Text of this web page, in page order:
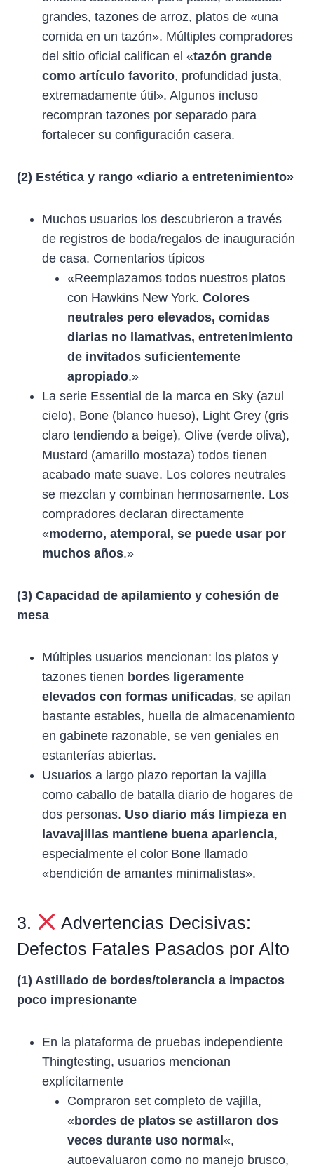
grandes, tazones de arroz, platos de «una
comida en un tazón». Múltiples compradores
del sitio oficial califican el «tazón grande
como artículo favorito, profundidad justa,
extremadamente útil». Algunos incluso
recompran tazones por separado para
fortalecer su configuración casera.
(2) Estética y rango «diario a entretenimiento»
Muchos usuarios los descubrieron a través
de registros de boda/regalos de inauguración
de casa. Comentarios típicos
«Reemplazamos todos nuestros platos
con Hawkins New York. Colores
neutrales pero elevados, comidas
diarias no llamativas, entretenimiento
de invitados suficientemente
apropiado.»
La serie Essential de la marca en Sky (azul
cielo), Bone (blanco hueso), Light Grey (gris
claro tendiendo a beige), Olive (verde oliva),
Mustard (amarillo mostaza) todos tienen
acabado mate suave. Los colores neutrales
se mezclan y combinan hermosamente. Los
compradores declaran directamente
«moderno, atemporal, se puede usar por
muchos años.»
(3) Capacidad de apilamiento y cohesión de
mesa
Múltiples usuarios mencionan: los platos y
tazones tienen bordes ligeramente
elevados con formas unificadas, se apilan
bastante estables, huella de almacenamiento
en gabinete razonable, se ven geniales en
estanterías abiertas.
Usuarios a largo plazo reportan la vajilla
como caballo de batalla diario de hogares de
dos personas. Uso diario más limpieza en
lavavajillas mantiene buena apariencia,
especialmente el color Bone llamado
«bendición de amantes minimalistas».
3.
Advertencias Decisivas:
Defectos Fatales Pasados por Alto
(1) Astillado de bordes/tolerancia a impactos
poco impresionante
En la plataforma de pruebas independiente
Thingtesting, usuarios mencionan
explícitamente
Compraron set completo de vajilla,
« bordes de platos se astillaron dos
veces durante uso normal «,
autoevaluaron como no manejo brusco,